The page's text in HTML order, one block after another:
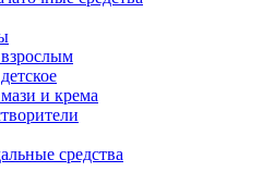
и крема
средства